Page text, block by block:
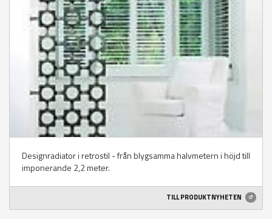
Designradiator i retrostil - från blygsamma halvmetern i höjd till
imponerande 2,2 meter.
TILL PRODUKTNYHETEN